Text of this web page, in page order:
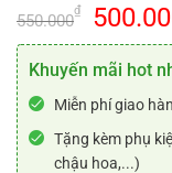
550.000
₫
Giá
gốc
là:
Khuyến mãi hot
Miễn phí giao
Tặng kèm phụ
chậu hoa,...)